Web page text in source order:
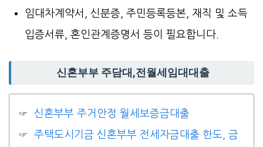
임대차계약서, 신분증, 주민등록등본, 재직 및 소득
입증서류, 혼인관계증명서 등이 필요합니다.
신혼부부 주담대,전월세임대대출
신혼부부 주거안정 월세보증금대출
주택도시기금 신혼부부 전세자금대출 한도, 금